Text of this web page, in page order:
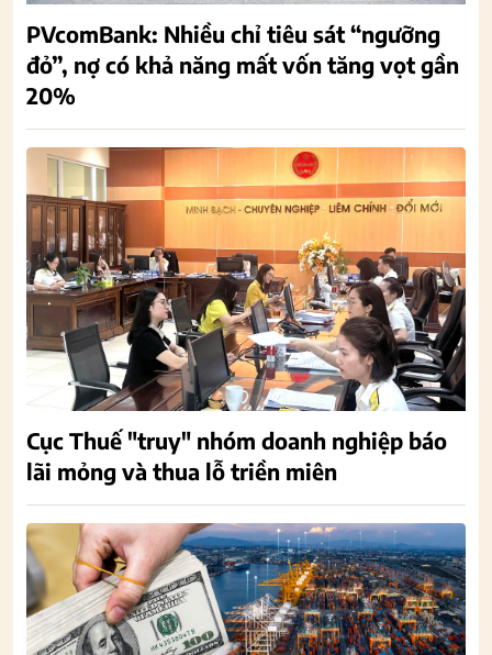
PVcomBank: Nhiều chỉ tiêu sát “ngưỡng
đỏ”, nợ có khả năng mất vốn tăng vọt gần
20%
Cục Thuế "truy" nhóm doanh nghiệp báo
lãi mỏng và thua lỗ triền miên